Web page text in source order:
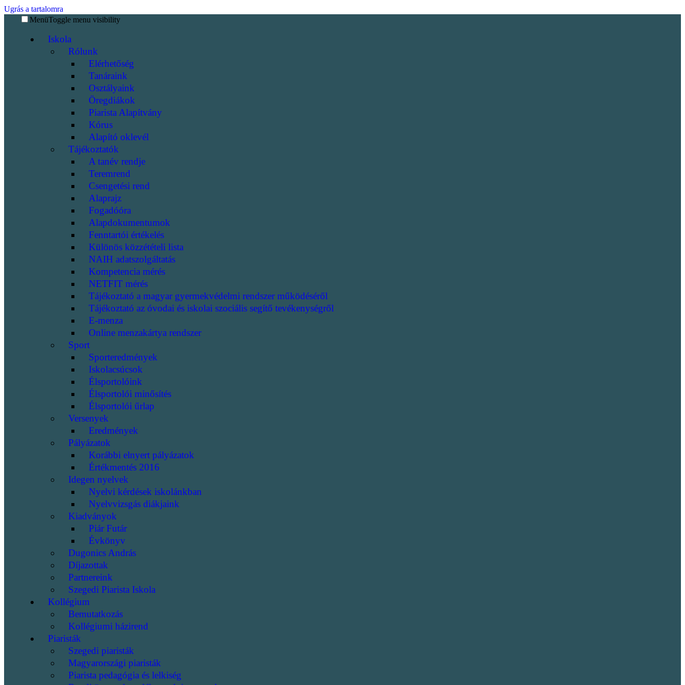
Ugrás a tartalomra
MenüToggle menu visibility
Iskola
Rólunk
Elérhetőség
Tanáraink
Osztályaink
Öregdiákok
Piarista Alapítvány
Kórus
Alapító oklevél
Tájékoztatók
A tanév rendje
Teremrend
Csengetési rend
Alaprajz
Fogadóóra
Alapdokumentumok
Fenntartói értékelés
Különös közzétételi lista
NAIH adatszolgáltatás
Kompetencia mérés
NETFIT mérés
Tájékoztató a magyar gyermekvédelmi rendszer működéséről
Tájékoztató az óvodai és iskolai szociális segítő tevékenységről
E-menza
Online menzakártya rendszer
Sport
Sporteredmények
Iskolacsúcsok
Élsportolóink
Élsportolói minősítés
Élsportolói űrlap
Versenyek
Eredmények
Pályázatok
Korábbi elnyert pályázatok
Értékmentés 2016
Idegen nyelvek
Nyelvi kérdések iskolánkban
Nyelvvizsgás diákjaink
Kiadványok
Piár Futár
Évkönyv
Dugonics András
Díjazottak
Partnereink
Szegedi Piarista Iskola
Kollégium
Bemutatkozás
Kollégiumi házirend
Piaristák
Szegedi piaristák
Magyarországi piaristák
Piarista pedagógia és lelkiség